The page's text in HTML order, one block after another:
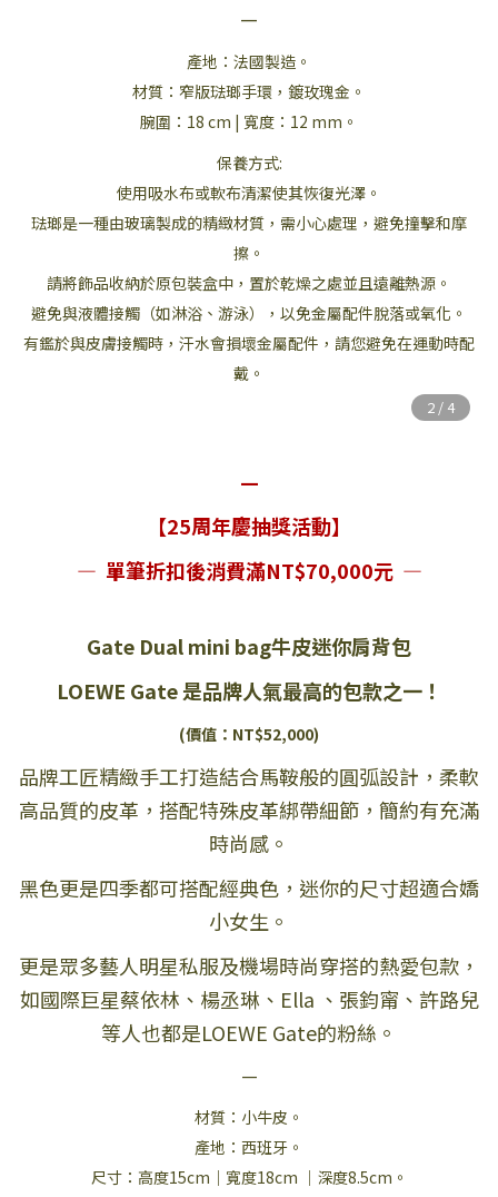
—
產地：法國製造。
材質：窄版琺瑯手環，鍍玫瑰金。
腕圍：18 cm | 寬度：12 mm。
保養方式:
使用吸水布或軟布清潔使其恢復光澤。
琺瑯是一種由玻璃製成的精緻材質，需小心處理，避免撞擊和摩
擦。
請將飾品收納於原包裝盒中，置於乾燥之處並且遠離熱源。
避免與液體接觸（如淋浴、游泳），以免金屬配件脫落或氧化。
有鑑於與皮膚接觸時，汗水會損壞金屬配件，請您避免在運動時配
戴。
—
【25周年慶抽獎活動】
— 單筆折扣後消費滿NT$70,000元 —
Gate Dual mini bag牛皮迷你肩背包
LOEWE Gate 是品牌人氣最高的包款之一！
(價值：NT$52,000)
品牌工匠精緻手工打造結合馬鞍般的圓弧設計，柔軟
高品質的皮革，搭配特殊皮革綁帶細節，簡約有充滿
時尚感。
黑色更是四季都可搭配經典色，迷你的尺寸超適合嬌
小女生。
更是眾多藝人明星私服及機場時尚穿搭的熱愛包款，
如國際巨星蔡依林、楊丞琳、Ella 、張鈞甯、許路兒
等人也都是LOEWE Gate的粉絲。
—
材質：小牛皮。
產地：西班牙。
尺寸：高度15cm｜寬度18cm ｜深度8.5cm。